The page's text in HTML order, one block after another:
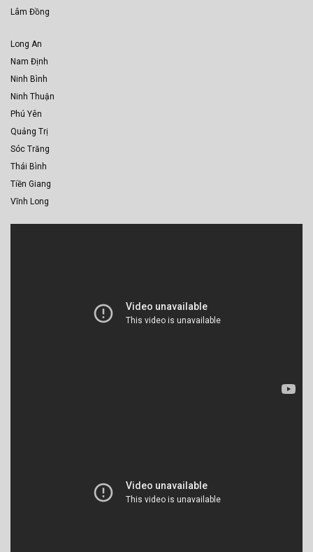
Lâm Đồng
Long An
Nam Định
Ninh Bình
Ninh Thuận
Phú Yên
Quảng Trị
Sóc Trăng
Thái Bình
Tiền Giang
Vĩnh Long